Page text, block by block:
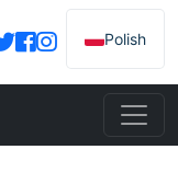
Polish